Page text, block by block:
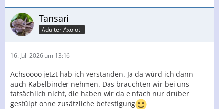
Tansari
Adulter Axolotl
16. Juli 2026 um 13:16
Achsoooo jetzt hab ich verstanden. Ja da würd ich dann
auch Kabelbinder nehmen. Das brauchten wir bei uns
tatsächlich nicht, die haben wir da einfach nur drüber
gestülpt ohne zusätzliche befestigung